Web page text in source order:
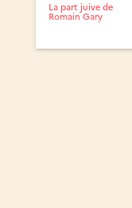
La part juive de
Romain Gary